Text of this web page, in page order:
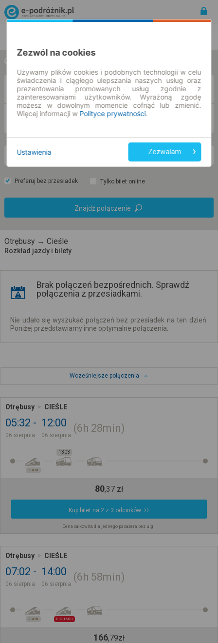
Z
DO
cz. 6 sie.
Preferuj bez przesiadek Tylko bilet online
Znajdź połączenie
Otrębusy → Cieśle
Rozkład jazdy i bilety
Brak połączeń bezpośrednich. Sprawdź
połączenia z przesiadkami.
Nie udało się wyszukać połączeń bez przesiadek na ten dzień.
Poniżej przedstawiamy inne optymalne połączenia.
Wcześniejsze połączenia
Otrębusy CIEŚLE
05:32
06 sierpnia
12:00
06 sierpnia
6h 28min
OSOB.
1303
80,37 zł
Kup bilet na 2 z 3 odcinków
Cena całkowita dla jednego pasażera bez ulgi
Otrębusy CIEŚLE
07:02
06 sierpnia
14:00
06 sierpnia
6h 58min
OSOB. EIC 1600
166,79zł
Zezwól na cookies
Używamy plików cookies i podobnych technologii w celu
świadczenia i ciągłego ulepszania naszych usług oraz
prezentowania promowanych usług zgodnie z
zainteresowaniami użytkowników. Wyrażoną zgodę
możesz w dowolnym momencie cofnąć lub zmienić.
Więcej informacji w Polityce prywatności.
Ustawienia Zezwalam